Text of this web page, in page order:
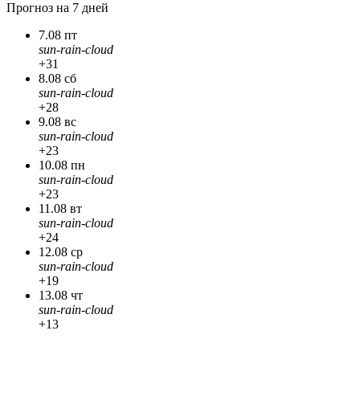
Прогноз на 7 дней
7.08 пт
sun-rain-cloud
+31
8.08 сб
sun-rain-cloud
+28
9.08 вс
sun-rain-cloud
+23
10.08 пн
sun-rain-cloud
+23
11.08 вт
sun-rain-cloud
+24
12.08 ср
sun-rain-cloud
+19
13.08 чт
sun-rain-cloud
+13